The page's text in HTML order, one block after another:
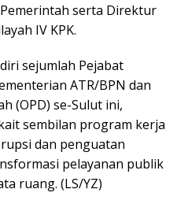
serta Direktur
IV KPK.
sejumlah Pejabat
ATR/BPN dan
(OPD) se-Sulut ini,
sembilan program kerja
dan penguatan
pelayanan publik
ruang. (LS/YZ)